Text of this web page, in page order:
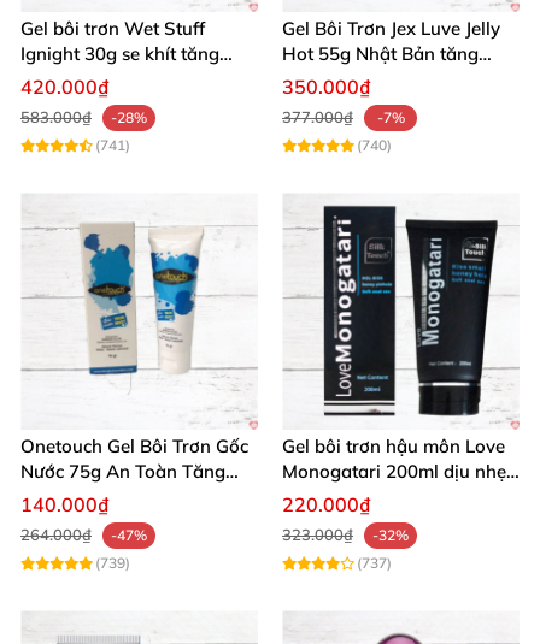
Với thông số vượt trội và lợi ích rõ rệt, sản phẩm
xứng đáng có mặt trong giỏ hàng của bạn!
🚀Mua gel Egzo Aroma ngay hôm nay để thêm ngọt
ngào vào đời sống tình yêu – Đặt hàng liền tay và
Gel bôi trơn Wet Stuff
Ignight 30g se khít tăng
khoái cảm nữ hiệu quả
420.000₫
583.000₫
-28%
(741)
Gel Bôi Trơn Jex Luve Jelly
Hot 55g Nhật Bản tăng
khoái cảm nữ dễ sử dụng
350.000₫
377.000₫
-7%
(740)
Onetouch Gel Bôi Trơn Gốc
Nước 75g An Toàn Tăng
Khoái Cảm
140.000₫
264.000₫
-47%
(739)
Gel bôi trơn hậu môn Love
Monogatari 200ml dịu nhẹ,
an toàn
220.000₫
323.000₫
-32%
(737)